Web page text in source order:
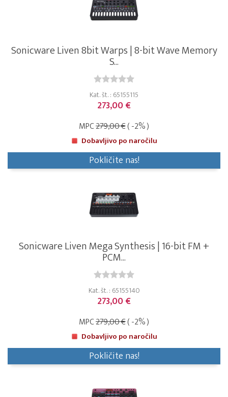
Sonicware Liven 8bit Warps | 8-bit Wave Memory
S...
Kat. št. : 65155115
273,00 €
MPC279,00 €( -2% )
Dobavljivo po naročilu
Pokličite nas!
Sonicware Liven Mega Synthesis | 16-bit FM +
PCM...
Kat. št. : 65155140
273,00 €
MPC279,00 €( -2% )
Dobavljivo po naročilu
Pokličite nas!